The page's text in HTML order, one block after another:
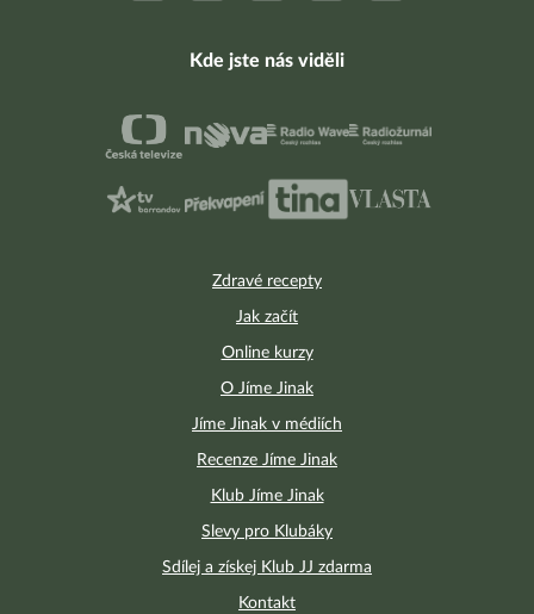
Zdravé recepty
Jak začít
Online kurzy
O Jíme Jinak
Jíme Jinak v médiích
Recenze Jíme Jinak
Klub Jíme Jinak
Slevy pro Klubáky
Sdílej a získej Klub JJ zdarma
Kontakt
Kde jste nás viděli